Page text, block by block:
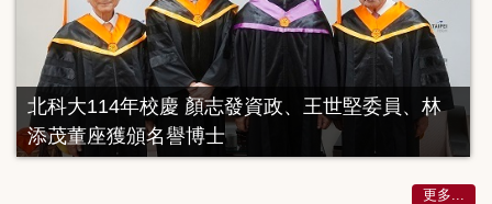
北科大114年校慶 顏志發資政、王世堅委員、林
添茂董座獲頒名譽博士
更多...